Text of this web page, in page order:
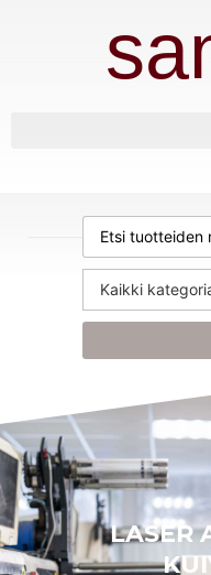
LASER